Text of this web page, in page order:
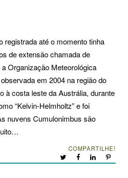
registrada até o momento tinha
de extensão chamada de
Organização Meteorológica
em 2004 na região do
à costa leste da Austrália, durante
“Kelvin-Helmholtz” e foi
nuvens Cumulonimbus são
COMPARTILHE!